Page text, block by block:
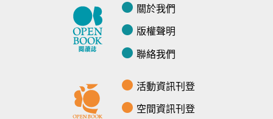
關於我們
版權聲明
聯絡我們
活動資訊刊登
空間資訊刊登